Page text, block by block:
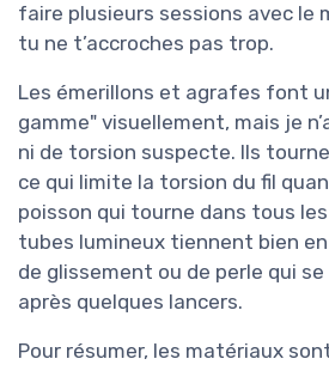
faire plusieurs sessions avec le
tu ne t’accroches pas trop.
Les émerillons et agrafes font
gamme" visuellement, mais je
ni de torsion suspecte. Ils
ce qui limite la torsion du fil
poisson qui tourne dans tous
tubes lumineux tiennent bien en
de glissement ou de perle qui se
après quelques lancers.
Pour résumer, les matériaux